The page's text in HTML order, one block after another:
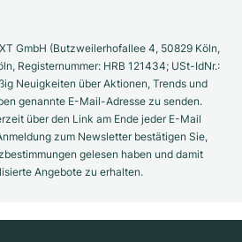
GmbH (Butzweilerhofallee 4, 50829 Köln,
Registernummer: HRB 121434; USt-IdNr.:
Neuigkeiten über Aktionen, Trends und
genannte E-Mail-Adresse zu senden.
über den Link am Ende jeder E-Mail
zum Newsletter bestätigen Sie,
gelesen haben und damit
Angebote zu erhalten.